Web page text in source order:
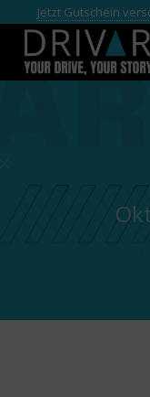
Jetzt Gutschein